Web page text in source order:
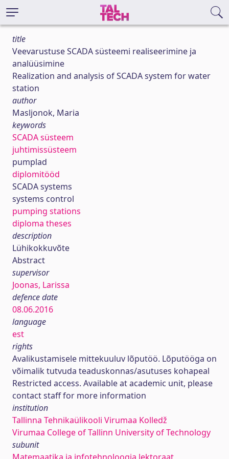
title
Veevarustuse SCADA süsteemi realiseerimine ja
analüüsimine
Realization and analysis of SCADA system for water
station
author
Masljonok, Maria
keywords
SCADA süsteem
juhtimissüsteem
pumplad
diplomitööd
SCADA systems
systems control
pumping stations
diploma theses
description
Lühikokkuvõte
Abstract
supervisor
Joonas, Larissa
defence date
08.06.2016
language
est
rights
Avalikustamisele mittekuuluv lõputöö. Lõputööga on
võimalik tutvuda teaduskonnas/asutuses kohapeal
Restricted access. Available at academic unit, please
contact staff for more information
institution
Tallinna Tehnikaülikooli Virumaa Kolledž
Virumaa College of Tallinn University of Technology
subunit